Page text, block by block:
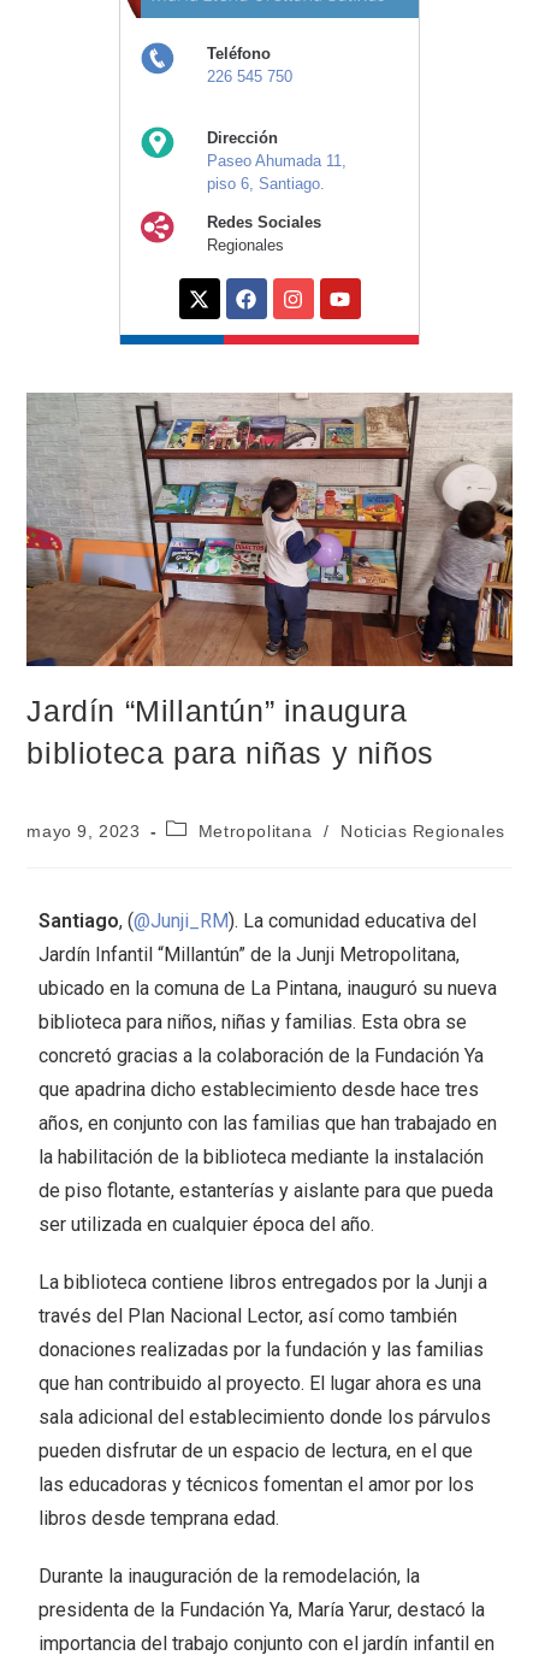
Teléfono
226 545 750
Dirección
Paseo Ahumada 11,
piso 6, Santiago.
Redes Sociales
Regionales
Jardín “Millantún” inaugura
biblioteca para niñas y niños
mayo 9, 2023 Metropolitana / Noticias Regionales
Santiago, (@Junji_RM). La comunidad educativa del
Jardín Infantil “Millantún” de la Junji Metropolitana,
ubicado en la comuna de La Pintana, inauguró su nueva
biblioteca para niños, niñas y familias. Esta obra se
concretó gracias a la colaboración de la Fundación Ya
que apadrina dicho establecimiento desde hace tres
años, en conjunto con las familias que han trabajado en
la habilitación de la biblioteca mediante la instalación
de piso flotante, estanterías y aislante para que pueda
ser utilizada en cualquier época del año.
La biblioteca contiene libros entregados por la Junji a
través del Plan Nacional Lector, así como también
donaciones realizadas por la fundación y las familias
que han contribuido al proyecto. El lugar ahora es una
sala adicional del establecimiento donde los párvulos
pueden disfrutar de un espacio de lectura, en el que
las educadoras y técnicos fomentan el amor por los
libros desde temprana edad.
Durante la inauguración de la remodelación, la
presidenta de la Fundación Ya, María Yarur, destacó la
importancia del trabajo conjunto con el jardín infantil en